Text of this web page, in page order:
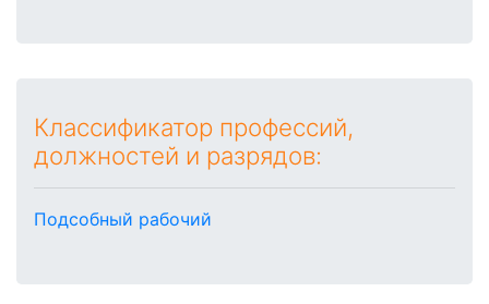
Классификатор профессий,
должностей и разрядов:
Подсобный рабочий